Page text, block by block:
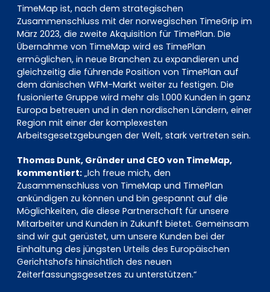
TimeMap ist, nach dem strategischen
Zusammenschluss mit der norwegischen TimeGrip im
März 2023, die zweite Akquisition für TimePlan. Die
Übernahme von TimeMap wird es TimePlan
ermöglichen, in neue Branchen zu expandieren und
gleichzeitig die führende Position von TimePlan auf
dem dänischen WFM-Markt weiter zu festigen. Die
fusionierte Gruppe wird mehr als 1.000 Kunden in ganz
Europa betreuen und in den nordischen Ländern, einer
Region mit einer der komplexesten
Arbeitsgesetzgebungen der Welt, stark vertreten sein.
Thomas Dunk, Gründer und CEO von TimeMap,
kommentiert: „Ich freue mich, den
Zusammenschluss von TimeMap und TimePlan
ankündigen zu können und bin gespannt auf die
Möglichkeiten, die diese Partnerschaft für unsere
Mitarbeiter und Kunden in Zukunft bietet. Gemeinsam
sind wir gut gerüstet, um unsere Kunden bei der
Einhaltung des jüngsten Urteils des Europäischen
Gerichtshofs hinsichtlich des neuen
Zeiterfassungsgesetzes zu unterstützen.“